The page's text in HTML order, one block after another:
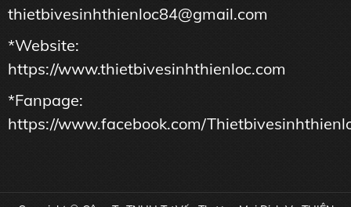
thietbivesinhthienloc84@gmail.com
*Website:
https://www.thietbivesinhthienloc.com
*Fanpage:
https://www.facebook.com/